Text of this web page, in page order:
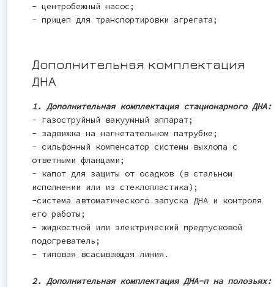
- центробежный насос;
- прицеп для транспортировки агрегата;
Дополнительная комплектация
ДНА
1. Дополнительная комплектация стационарного ДНА:
- газоструйный вакуумный аппарат;
- задвижка на нагнетательном патрубке;
- сильфонный компенсатор системы выхлопа с
ответными фланцами;
- капот для защиты от осадков (в стальном
исполнении или из стеклопластика);
-система автоматического запуска ДНА и контроля
его работы;
- жидкостной или электрический предпусковой
подогреватель;
- типовая всасывающая линия.
2. Дополнительная комплектация ДНА-п на полозьях: